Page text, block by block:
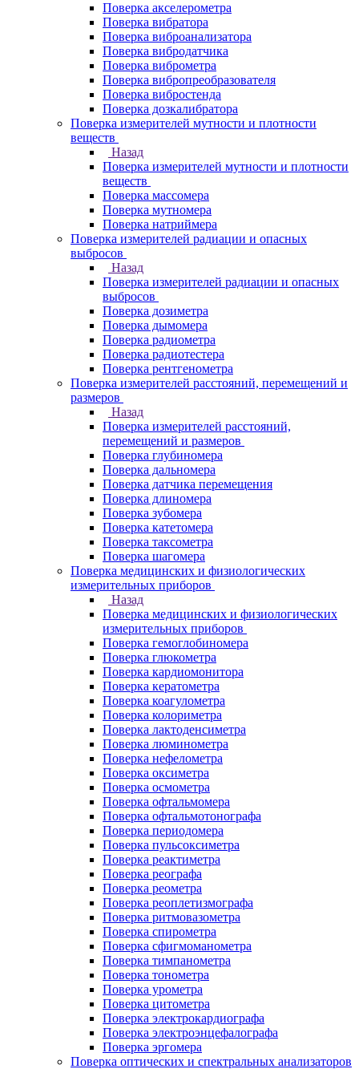
Поверка акселерометра
Поверка вибратора
Поверка виброанализатора
Поверка вибродатчика
Поверка виброметра
Поверка вибропреобразователя
Поверка вибростенда
Поверка дозкалибратора
Поверка измерителей мутности и плотности
веществ
Назад
Поверка измерителей мутности и плотности
веществ
Поверка массомера
Поверка мутномера
Поверка натриймера
Поверка измерителей радиации и опасных
выбросов
Назад
Поверка измерителей радиации и опасных
выбросов
Поверка дозиметра
Поверка дымомера
Поверка радиометра
Поверка радиотестера
Поверка рентгенометра
Поверка измерителей расстояний, перемещений и
размеров
Назад
Поверка измерителей расстояний,
перемещений и размеров
Поверка глубиномера
Поверка дальномера
Поверка датчика перемещения
Поверка длиномера
Поверка зубомера
Поверка катетомера
Поверка таксометра
Поверка шагомера
Поверка медицинских и физиологических
измерительных приборов
Назад
Поверка медицинских и физиологических
измерительных приборов
Поверка гемоглобиномера
Поверка глюкометра
Поверка кардиомонитора
Поверка кератометра
Поверка коагулометра
Поверка колориметра
Поверка лактоденсиметра
Поверка люминометра
Поверка нефелометра
Поверка оксиметра
Поверка осмометра
Поверка офтальмомера
Поверка офтальмотонографа
Поверка периодомера
Поверка пульсоксиметра
Поверка реактиметра
Поверка реографа
Поверка реометра
Поверка реоплетизмографа
Поверка ритмовазометра
Поверка спирометра
Поверка сфигмоманометра
Поверка тимпанометра
Поверка тонометра
Поверка урометра
Поверка цитометра
Поверка электрокардиографа
Поверка электроэнцефалографа
Поверка эргомера
Поверка оптических и спектральных анализаторов